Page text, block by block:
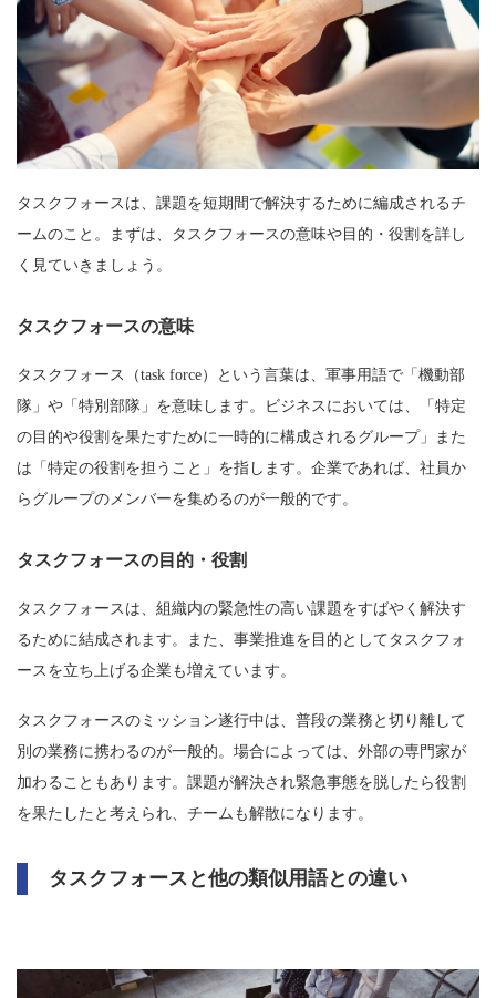
タスクフォースは、課題を短期間で解決するために編成されるチ
ームのこと。まずは、タスクフォースの意味や目的・役割を詳し
く見ていきましょう。
タスクフォースの意味
タスクフォース（task force）という言葉は、軍事用語で「機動部
隊」や「特別部隊」を意味します。ビジネスにおいては、「特定
の目的や役割を果たすために一時的に構成されるグループ」また
は「特定の役割を担うこと」を指します。企業であれば、社員か
らグループのメンバーを集めるのが一般的です。
タスクフォースの目的・役割
タスクフォースは、組織内の緊急性の高い課題をすばやく解決す
るために結成されます。また、事業推進を目的としてタスクフォ
ースを立ち上げる企業も増えています。
タスクフォースのミッション遂行中は、普段の業務と切り離して
別の業務に携わるのが一般的。場合によっては、外部の専門家が
加わることもあります。課題が解決され緊急事態を脱したら役割
を果たしたと考えられ、チームも解散になります。
タスクフォースと他の類似用語との違い